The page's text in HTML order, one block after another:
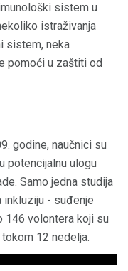
sistem u
istraživanja
sistem, neka
pomoći u zaštiti od
godine, naučnici su
potencijalnu ulogu
Samo jedna studija
inkluziju - suđenje
146 volontera koji su
12 nedelja.